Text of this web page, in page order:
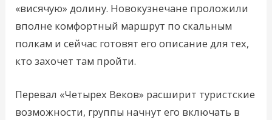
«висячую» долину. Новокузнечане проложили
вполне комфортный маршрут по скальным
полкам и сейчас готовят его описание для тех,
кто захочет там пройти.
Перевал «Четырех Веков» расширит туристские
возможности, группы начнут его включать в